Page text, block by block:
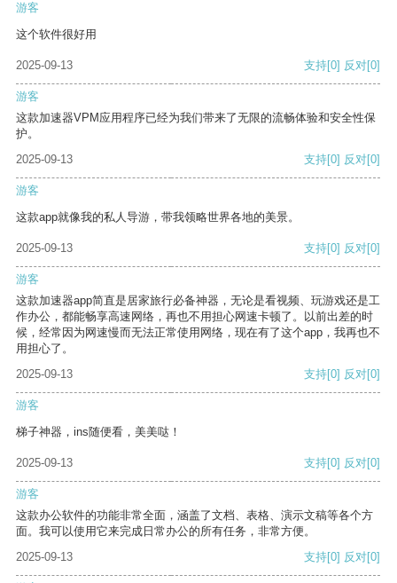
游客
这个软件很好用
2025-09-13 支持[0] 反对[0]
游客
这款加速器VPM应用程序已经为我们带来了无限的流畅体验和安全性保
护。
2025-09-13
支持[0] 反对[0]
游客
这款app就像我的私人导游，带我领略世界各地的美景。
2025-09-13 支持[0] 反对[0]
游客
这款加速器app简直是居家旅行必备神器，无论是看视频、玩游戏还是工
作办公，都能畅享高速网络，再也不用担心网速卡顿了。以前出差的时
候，经常因为网速慢而无法正常使用网络，现在有了这个app，我再也不
用担心了。
2025-09-13
支持[0] 反对[0]
游客
梯子神器，ins随便看，美美哒！
2025-09-13 支持[0] 反对[0]
游客
这款办公软件的功能非常全面，涵盖了文档、表格、演示文稿等各个方
面。我可以使用它来完成日常办公的所有任务，非常方便。
2025-09-13
支持[0] 反对[0]